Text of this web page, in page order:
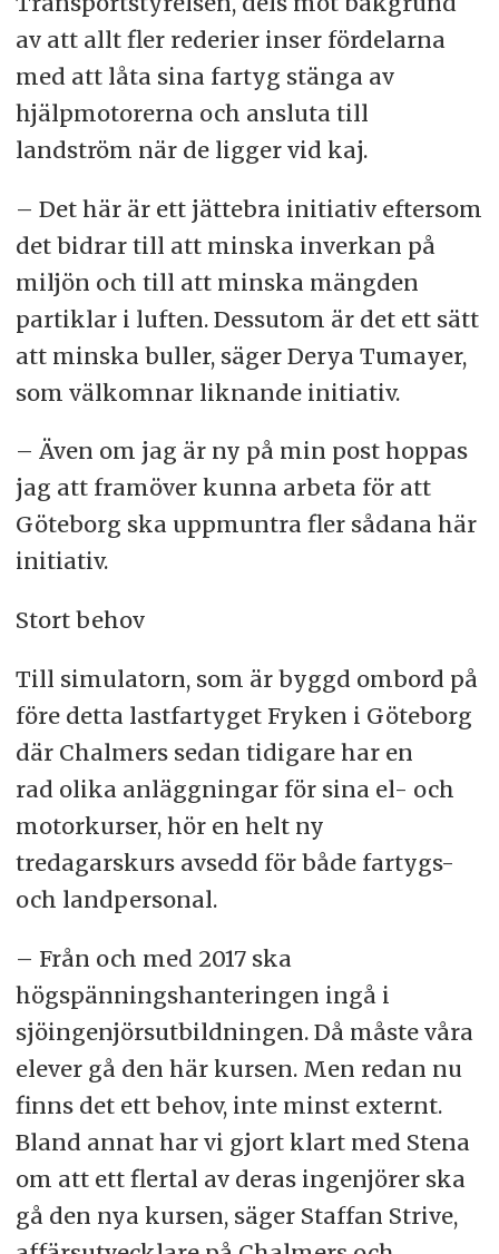
av att allt fler rederier inser fördelarna
med att låta sina fartyg stänga av
hjälpmotorerna och ansluta till
landström när de ligger vid kaj.
– Det här är ett jättebra initiativ eftersom
det bidrar till att minska inverkan på
miljön och till att minska mängden
partiklar i luften. Dessutom är det ett sätt
att minska buller, säger Derya Tumayer,
som välkomnar liknande initiativ.
– Även om jag är ny på min post hoppas
jag att framöver kunna arbeta för att
Göteborg ska uppmuntra fler sådana här
initiativ.
Stort behov
Till simulatorn, som är byggd ombord på
före detta lastfartyget Fryken i Göteborg
där Chalmers sedan tidigare har en
rad olika anläggningar för sina el- och
motorkurser, hör en helt ny
tredagarskurs avsedd för både fartygs-
och landpersonal.
– Från och med 2017 ska
högspänningshanteringen ingå i
sjöingenjörsutbildningen. Då måste våra
elever gå den här kursen. Men redan nu
finns det ett behov, inte minst externt.
Bland annat har vi gjort klart med Stena
om att ett flertal av deras ingenjörer ska
gå den nya kursen, säger Staffan Strive,